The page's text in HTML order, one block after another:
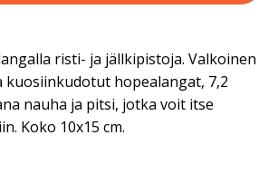
risti- ja jällkipistoja. Valkoinen
kuosiinkudotut hopealangat, 7,2
nauha ja pitsi, jotka voit itse
Koko 10x15 cm.